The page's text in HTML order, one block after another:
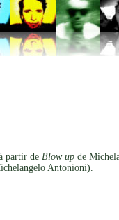
partir de Blow up de
Antonioni).